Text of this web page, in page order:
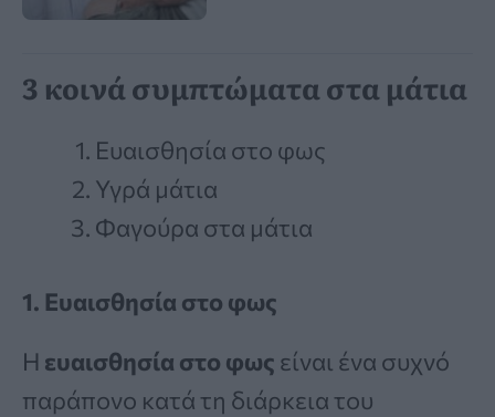
3 κοινά συμπτώματα στα μάτια
Ευαισθησία στο φως
Υγρά μάτια
Φαγούρα στα μάτια
1. Ευαισθησία στο φως
Η ευαισθησία στο φως είναι ένα συχνό
παράπονο κατά τη διάρκεια του